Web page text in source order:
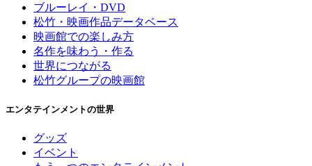
ブルーレイ・DVD
松竹・映画作品データベース
映画館での楽しみ方
名作を味わう・作る
世界につながる
松竹グループの映画館
エンタテインメントの世界
グッズ
イベント